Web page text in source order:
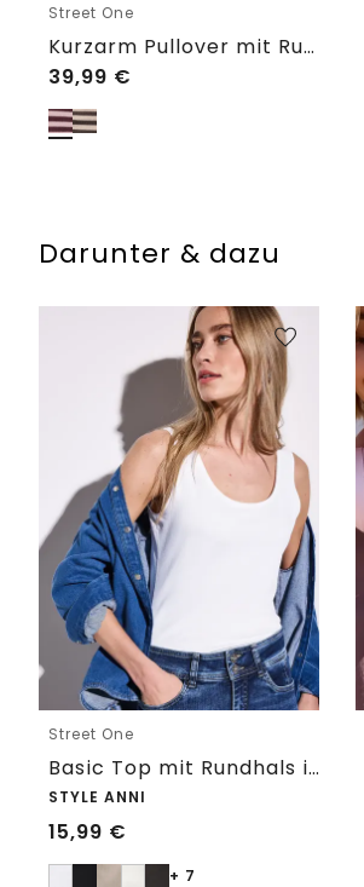
Street One
Kurzarm Pullover mit Rundhals und Streifen
39,99 €
Darunter & dazu
Street One
Basic Top mit Rundhals in Unifarbe
STYLE ANNI
15,99 €
+ 7